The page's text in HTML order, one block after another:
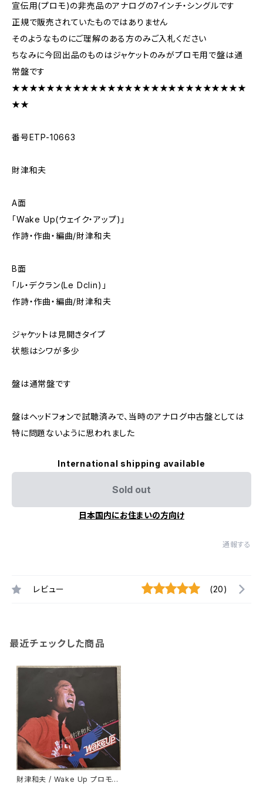
宣伝用(プロモ)の非売品のアナログの7インチ・シングルです
正規で販売されていたものではありません
そのようなものにご理解のある方のみご入札ください
ちなみに今回出品のものはジャケットのみがプロモ用で盤は通
常盤です
★★★★★★★★★★★★★★★★★★★★★★★★★★★
★★
番号ETP-10663
財津和夫
A面
「Wake Up(ウェイク・アップ)」
作詩・作曲・編曲/財津和夫
B面
「ル・デクラン(Le Dclin)」
作詩・作曲・編曲/財津和夫
ジャケットは見開きタイプ
状態はシワが多少
盤は通常盤です
盤はヘッドフォンで試聴済みで、当時のアナログ中古盤としては
特に問題ないように思われました
International shipping available
Sold out
日本国内にお住まいの方向け
通報する
レビュー (20)
最近チェックした商品
財津和夫 / Wake Up プロモ用